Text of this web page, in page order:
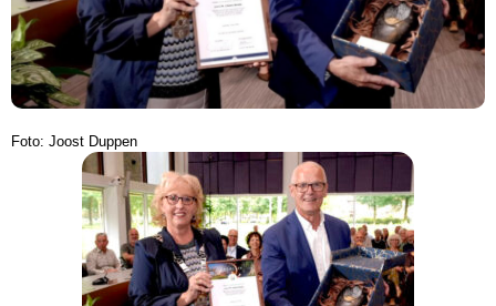
Foto: Joost Duppen